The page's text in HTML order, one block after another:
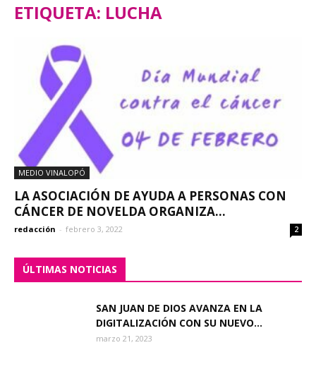
ETIQUETA: LUCHA
MEDIO VINALOPÓ
LA ASOCIACIÓN DE AYUDA A PERSONAS CON
CÁNCER DE NOVELDA ORGANIZA...
redacción - febrero 3, 2022 2
ÚLTIMAS NOTICIAS
SAN JUAN DE DIOS AVANZA EN LA
DIGITALIZACIÓN CON SU NUEVO...
marzo 21, 2023